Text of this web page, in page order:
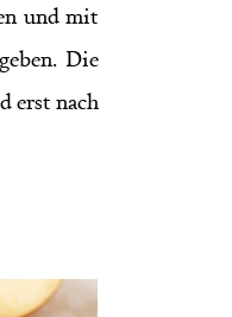
und mit
Die
erst nach